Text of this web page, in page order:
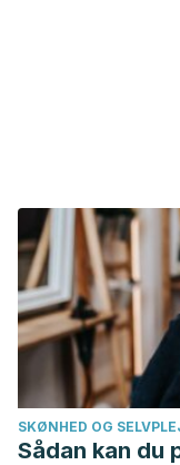
SKØNHED OG
Sådan kan du